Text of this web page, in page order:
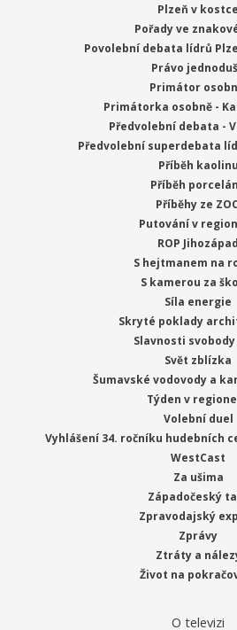
Plzeň v kostce
Pořady ve
Povolební debata lídrů
Právo
Primátor
Primátorka osobně -
Předvolební debata -
Předvolební superdebata
Příběh kaolinu
Příběh
Příběhy ze
Putování v
ROP Jihozápad
S hejtmanem na
S kamerou za
Síla energie
Skryté poklady
Slavnosti svobody
Svět zblízka
Šumavské vodovody a
Týden v
Volební duel
Vyhlášení 34. ročníku hudebních
WestCast
Za ušima
Západočeský
Zpravodajský
Zprávy
Ztráty a
Život na
O televizi